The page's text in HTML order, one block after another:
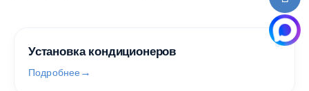
Установка кондиционеров
Подробнее